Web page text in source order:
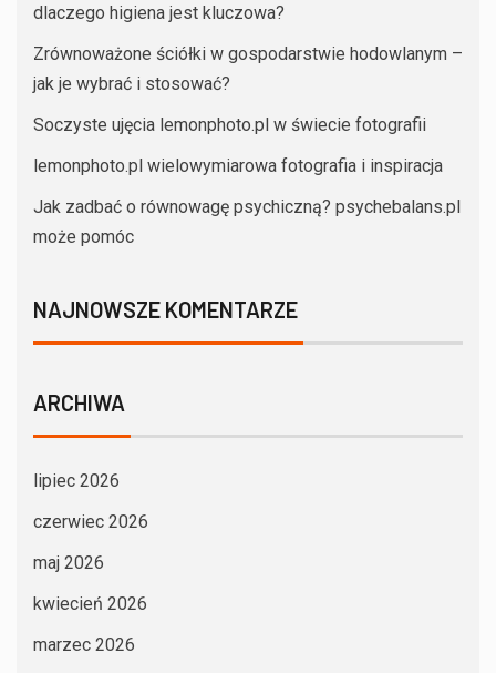
dlaczego higiena jest kluczowa?
Zrównoważone ściółki w gospodarstwie hodowlanym –
jak je wybrać i stosować?
Soczyste ujęcia lemonphoto.pl w świecie fotografii
lemonphoto.pl wielowymiarowa fotografia i inspiracja
Jak zadbać o równowagę psychiczną? psychebalans.pl
może pomóc
NAJNOWSZE KOMENTARZE
ARCHIWA
lipiec 2026
czerwiec 2026
maj 2026
kwiecień 2026
marzec 2026